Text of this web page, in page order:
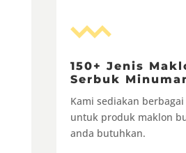
150+ Jenis
Serbuk
Kami sediakan
untuk produk maklon
anda butuhkan.